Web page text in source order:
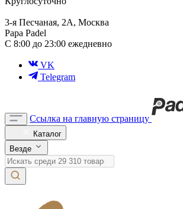
3-я Песчаная, 2А, Москва
Papa Padel
С 8:00 до 23:00 ежедневно
VK
Telegram
Ссылка на главную страницу
Каталог
Везде